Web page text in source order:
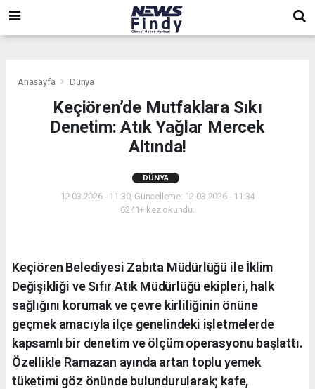
Anasayfa Dünya
Keçiören’de Mutfaklara Sıkı
Denetim: Atık Yağlar Mercek
Altında!
DÜNYA
12.03.2026 - 11:30, Güncelleme: 12.03.2026 - 11:34
6241+ kez okundu.
Keçiören Belediyesi Zabıta Müdürlüğü ile İklim
Değişikliği ve Sıfır Atık Müdürlüğü ekipleri, halk
sağlığını korumak ve çevre kirliliğinin önüne
geçmek amacıyla ilçe genelindeki işletmelerde
kapsamlı bir denetim ve ölçüm operasyonu başlattı.
Özellikle Ramazan ayında artan toplu yemek
tüketimi göz önünde bulundurularak; kafe,